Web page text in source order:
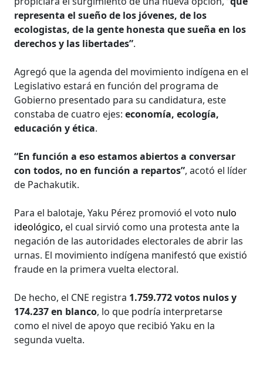
representa el sueño de los jóvenes, de los
ecologistas, de la gente honesta que sueña en los
derechos y las libertades”.
Agregó que la agenda del movimiento indígena en el
Legislativo estará en función del programa de
Gobierno presentado para su candidatura, este
constaba de cuatro ejes:economía, ecología,
educación y ética.
“En función a eso estamos abiertos a conversar
con todos, no en función a repartos”, acotó el líder
de Pachakutik.
Para el balotaje, Yaku Pérez promovió el voto nulo
ideológico, el cual sirvió como una protesta ante la
negación de las autoridades electorales de abrir las
urnas. El movimiento indígena manifestó que existió
fraude en la primera vuelta electoral.
De hecho, el CNE registra 1.759.772 votos nulos y
174.237 en blanco, lo que podría interpretarse
como el nivel de apoyo que recibió Yaku en la
segunda vuelta.